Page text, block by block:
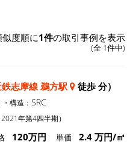
度順に1件の取引事例を表示
(全 1件中)
志摩線 鵜方駅 徒歩 分）
・構造： SRC
2021年第4四半期）
120万円 単価 2.4 万円/㎡